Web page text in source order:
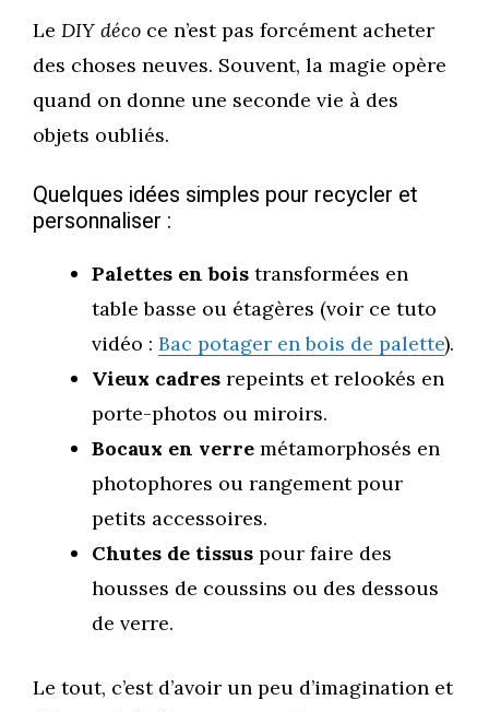
Le DIY déco ce n’est pas forcément acheter
des choses neuves. Souvent, la magie opère
quand on donne une seconde vie à des
objets oubliés.
Quelques idées simples pour recycler et
personnaliser :
Palettes en bois transformées en
table basse ou étagères (voir ce tuto
vidéo : Bac potager en bois de palette).
Vieux cadres repeints et relookés en
porte-photos ou miroirs.
Bocaux en verre métamorphosés en
photophores ou rangement pour
petits accessoires.
Chutes de tissus pour faire des
housses de coussins ou des dessous
de verre.
Le tout, c’est d’avoir un peu d’imagination et